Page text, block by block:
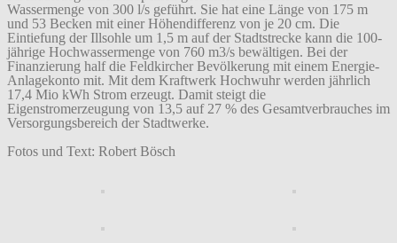
Wassermenge von 300 l/s geführt. Sie hat eine Länge von 175 m
und 53 Becken mit einer Höhendifferenz von je 20 cm. Die
Eintiefung der Illsohle um 1,5 m auf der Stadtstrecke kann die 100-
jährige Hochwassermenge von 760 m3/s bewältigen. Bei der
Finanzierung half die Feldkircher Bevölkerung mit einem Energie-
Anlagekonto mit. Mit dem Kraftwerk Hochwuhr werden jährlich
17,4 Mio kWh Strom erzeugt. Damit steigt die
Eigenstromerzeugung von 13,5 auf 27 % des Gesamtverbrauches im
Versorgungsbereich der Stadtwerke.
Fotos und Text: Robert Bösch